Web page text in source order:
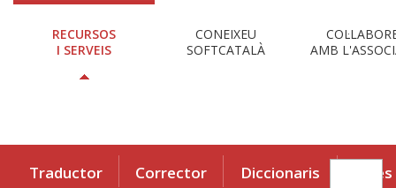
RECURSOS
I SERVEIS
CONEIXEU
SOFTCATALÀ
AMB
Traductor Corrector Diccionaris Eines